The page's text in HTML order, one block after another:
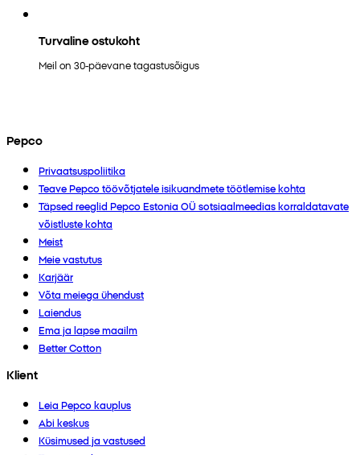
Turvaline ostukoht
Meil on 30-päevane tagastusõigus
Pepco
Privaatsuspoliitika
Teave Pepco töövõtjatele isikuandmete töötlemise kohta
Täpsed reeglid Pepco Estonia OÜ sotsiaalmeedias korraldatavate
võistluste kohta
Meist
Meie vastutus
Karjäär
Võta meiega ühendust
Laiendus
Ema ja lapse maailm
Better Cotton
Klient
Leia Pepco kauplus
Abi keskus
Küsimused ja vastused